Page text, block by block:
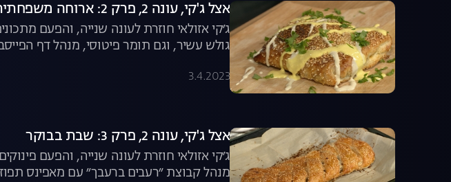
אצל ג'קי, עונה 2, פרק 2: ארוחה משפחתית
ג׳קי אזולאי חוזרת לעונה שנייה, והפעם
גולש עשיר, וגם תומר פיטוסי, מנהל דף
3.4.2023
אצל ג'קי, עונה 2, פרק 3: שבת בבוקר
ג׳קי אזולאי חוזרת לעונה שנייה, והפעם
מנהל קבוצת ״רעבים ברעבך״ עם מאפינס